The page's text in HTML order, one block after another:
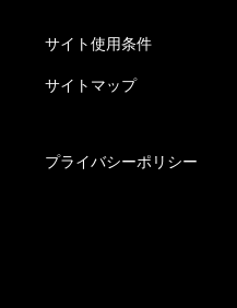
サイト使用条件
サイトマップ
プライバシーポリシー